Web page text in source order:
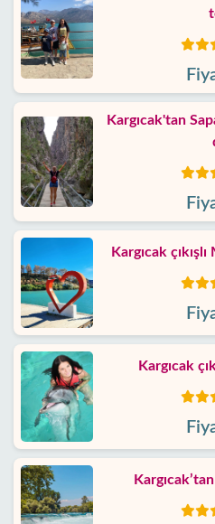
Kargıcak'tan
Kargıcak
Kargıcak